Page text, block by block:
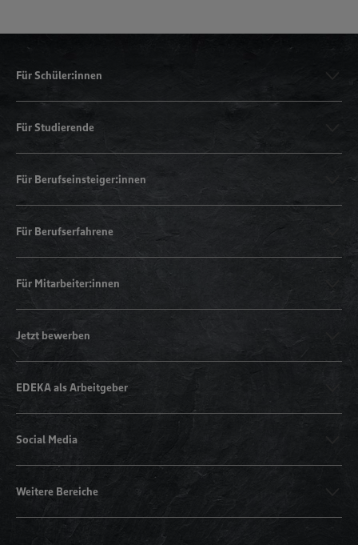
Für Schüler:innen
Für Studierende
Für Berufseinsteiger:innen
Für Berufserfahrene
Für Mitarbeiter:innen
Jetzt bewerben
EDEKA als Arbeitgeber
Social Media
Weitere Bereiche